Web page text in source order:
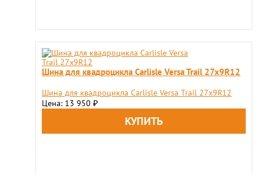
Шина для квадроцикла Carlisle Versa Trail 27x9R12
Шина для квадроцикла Carlisle Versa Trail 27x9R12
Цена: 13 950 ₽